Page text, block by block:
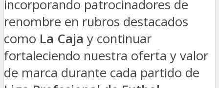
incorporando patrocinadores de
renombre en rubros destacados
como La Caja y continuar
fortaleciendo nuestra oferta y valor
de marca durante cada partido de